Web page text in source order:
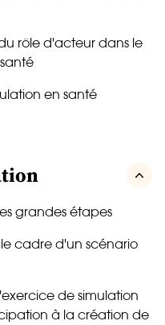
rôle d'acteur dans le
en santé
grandes étapes
cadre d'un scénario
de simulation
à la création de